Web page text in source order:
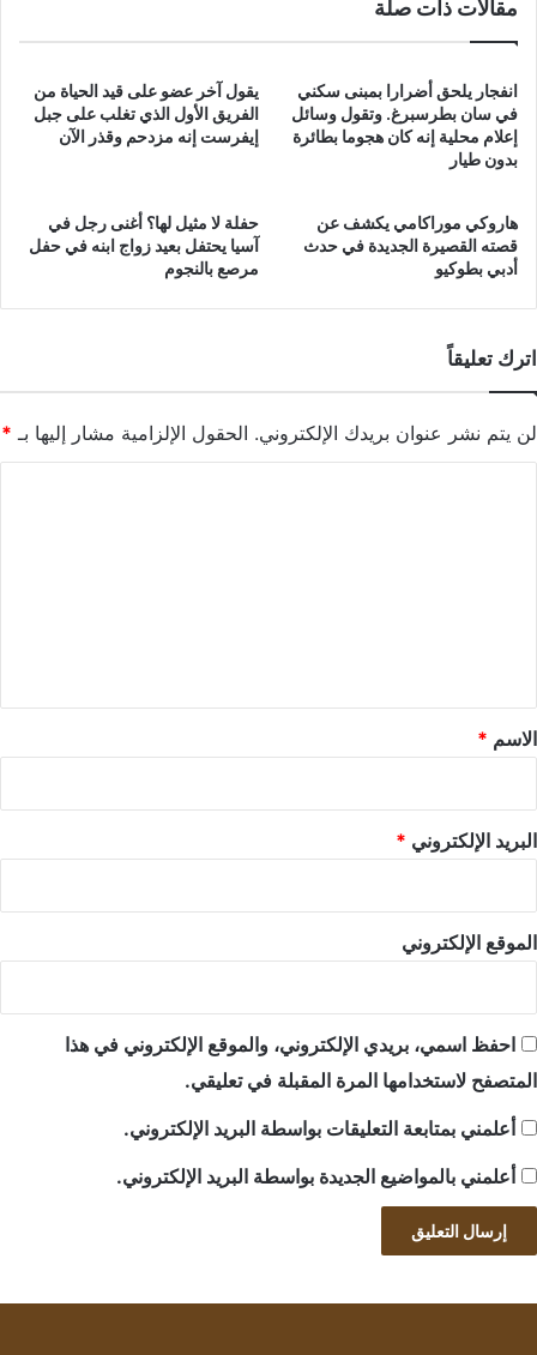
مقالات ذات صلة
انفجار يلحق أضرارا بمبنى سكني
في سان بطرسبرغ. وتقول وسائل
إعلام محلية إنه كان هجوما بطائرة
بدون طيار
يقول آخر عضو على قيد الحياة من
الفريق الأول الذي تغلب على جبل
إيفرست إنه مزدحم وقذر الآن
هاروكي موراكامي يكشف عن
قصته القصيرة الجديدة في حدث
أدبي بطوكيو
حفلة لا مثيل لها؟ أغنى رجل في
آسيا يحتفل بعيد زواج ابنه في حفل
مرصع بالنجوم
اترك تعليقاً
لن يتم نشر عنوان بريدك الإلكتروني. الحقول الإلزامية مشار إليها بـ *
*
الاسم *
البريد الإلكتروني *
الموقع الإلكتروني
احفظ اسمي، بريدي الإلكتروني، والموقع الإلكتروني في هذا
المتصفح لاستخدامها المرة المقبلة في تعليقي.
أعلمني بمتابعة التعليقات بواسطة البريد الإلكتروني.
أعلمني بالمواضيع الجديدة بواسطة البريد الإلكتروني.